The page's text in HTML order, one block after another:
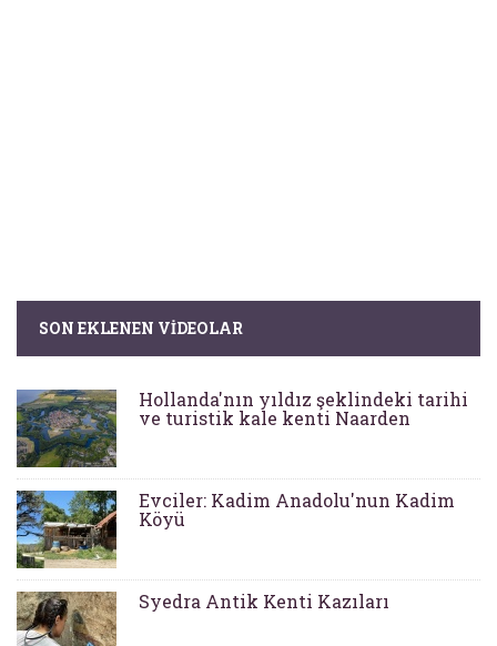
SON EKLENEN VIDEOLAR
Hollanda'nın yıldız şeklindeki tarihi
ve turistik kale kenti Naarden
Evciler: Kadim Anadolu'nun Kadim
Köyü
Syedra Antik Kenti Kazıları